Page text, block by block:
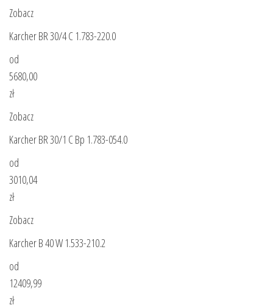
Zobacz
Karcher BR 30/4 C 1.783-220.0
od
5680,00
zł
Zobacz
Karcher BR 30/1 C Bp 1.783-054.0
od
3010,04
zł
Zobacz
Karcher B 40 W 1.533-210.2
od
12409,99
zł